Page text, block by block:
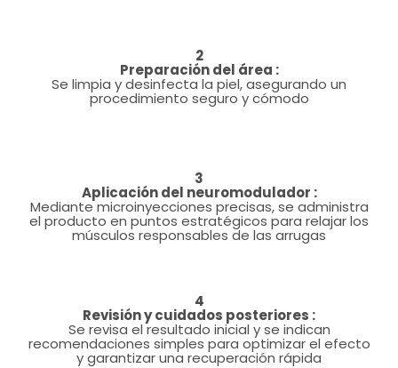
2
Preparación del área :
Se limpia y desinfecta la piel, asegurando un
procedimiento seguro y cómodo
3
Aplicación del neuromodulador :
Mediante microinyecciones precisas, se administra
el producto en puntos estratégicos para relajar los
músculos responsables de las arrugas
4
Revisión y cuidados posteriores :
Se revisa el resultado inicial y se indican
recomendaciones simples para optimizar el efecto
y garantizar una recuperación rápida